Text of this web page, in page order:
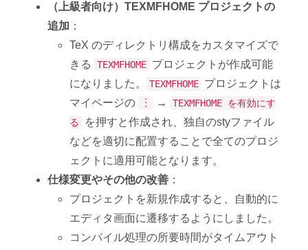
（上級者向け）TEXMFHOME プロジェクトの
追加 ：
TeX のディレクトリ構成をカスタマイズで
きる
TEXMFHOME プロジェクトが作成可能
になりました。
TEXMFHOME プロジェクトは
マイページの
︙ →
TEXMFHOME を有効にす
る
を押すと作成され、独自のstyファイル
などを適切に配置することで全てのプロジ
ェクトに適用可能となります。
仕様変更やその他の改善 ：
プロジェクトを新規作成すると、自動的に
エディタ画面に遷移するようにしました。
コンパイル処理の所要時間がタイムアウト